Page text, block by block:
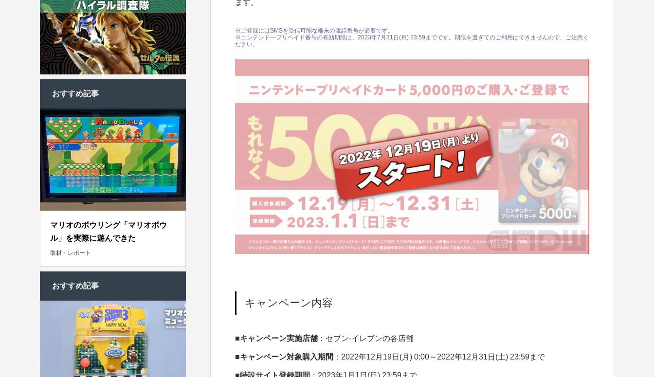
ます。
※ご登録にはSMSを受信可能な端末の電話番号が必要です。
※ニンテンドープリペイド番号の有効期限は、2023年7月31日(月) 23:59までです。期限を過ぎてのご利用はできませんので、ご注意く
ださい。
キャンペーン内容
■キャンペーン実施店舗：セブン‐イレブンの各店舗
■キャンペーン対象購入期間 ：2022年12月19日(月) 0:00～2022年12月31日(土) 23:59まで
■特設サイト登録期間 ：2023年1月1日(日) 23:59まで
おすすめ記事
マリオのボウリング「マリオボウ
ル」を実際に遊んできた
取材・レポート
おすすめ記事